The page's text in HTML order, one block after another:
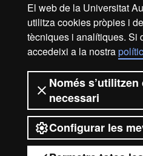
El web de la Universitat
utilitza cookies pròpies i
tècniques i analítiques. Si
accedeixi a la nostra
Només
necessari
Configurar les
Pots consultaraquí tot el que fa
a l'estudiant (normes d'ús,
Avís legal Protecció de
Accessibilitat web
2026